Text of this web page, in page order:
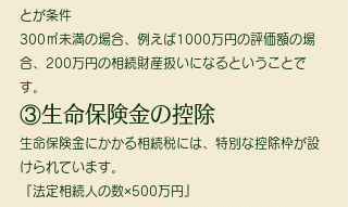
とが条件
300㎡未満の場合、例えば1000万円の評価額の場
合、200万円の相続財産扱いになるということで
す。
③生命保険金の控除
生命保険金にかかる相続税には、特別な控除枠が設
けられています。
『法定相続人の数×500万円』